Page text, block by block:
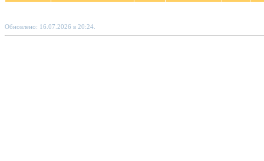
Обновлено: 16.07.2026 в 20:24.